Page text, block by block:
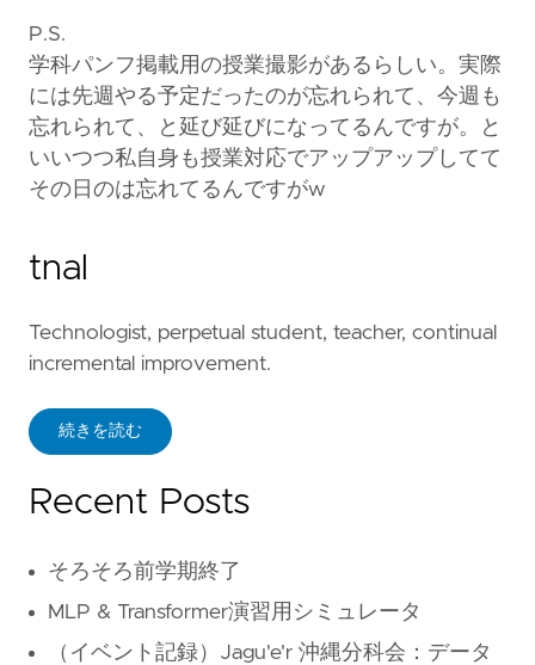
P.S.
学科パンフ掲載用の授業撮影があるらしい。実際
には先週やる予定だったのが忘れられて、今週も
忘れられて、と延び延びになってるんですが。と
いいつつ私自身も授業対応でアップアップしてて
その日のは忘れてるんですがw
tnal
Technologist, perpetual student, teacher, continual
incremental improvement.
続きを読む
Recent Posts
そろそろ前学期終了
MLP & Transformer演習用シミュレータ
（イベント記録）Jagu'e'r 沖縄分科会：データ